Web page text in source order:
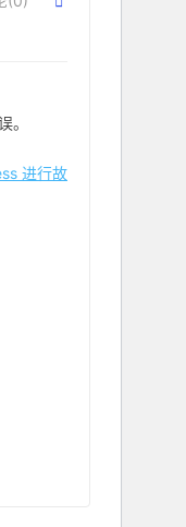
。
进行故